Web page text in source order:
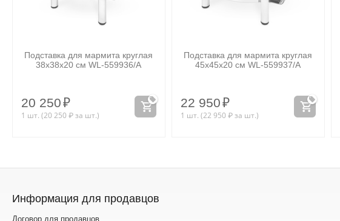
Подставка для мармита круглая
38x38x20 см WL‑559936/A
20 250₽
1 шт. (20 250 ₽за шт.)
Подставка для мармита круглая
45x45x20 см WL‑559937/A
22 950₽
1 шт. (22 950 ₽за шт.)
Информация для продавцов
Договор для продавцов